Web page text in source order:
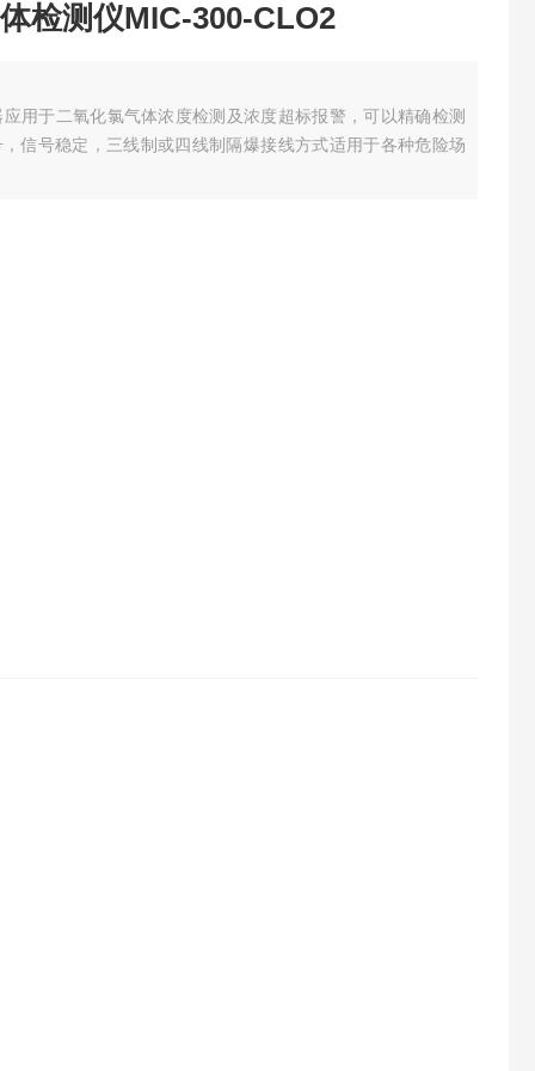
检测仪MIC-300-CLO2
用于二氧化氯气体浓度检测及浓度超标报警，可以精确检测
信号稳定，三线制或四线制隔爆接线方式适用于各种危险场